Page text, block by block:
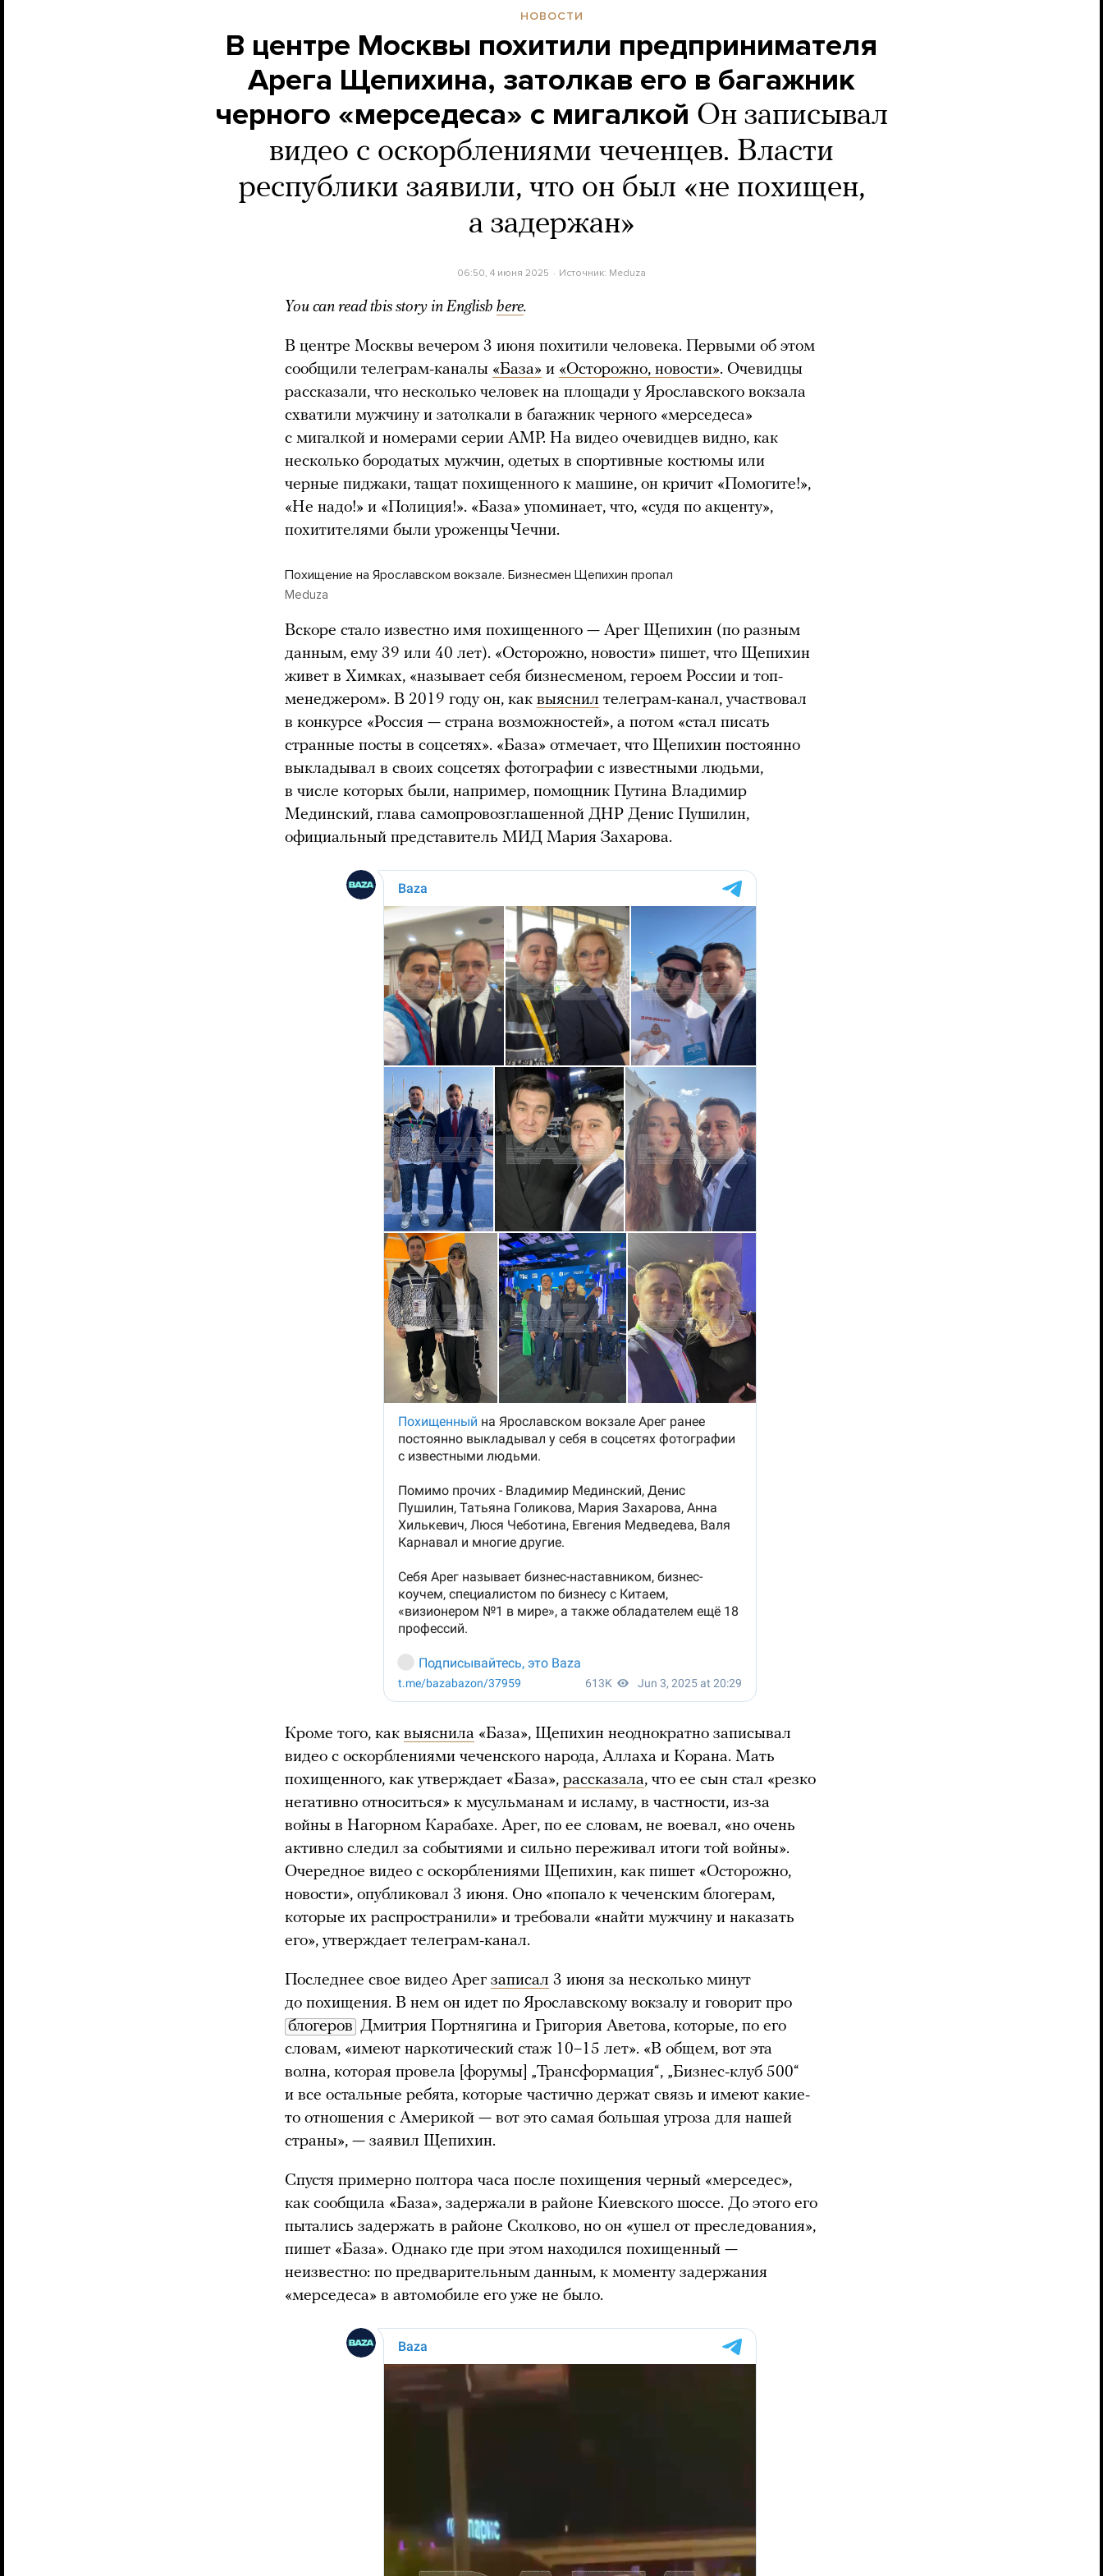
НОВОСТИ
В центре Москвы похитили предпринимателя
Арега Щепихина, затолкав его в багажник
черного «мерседеса» с мигалкой Он записывал
видео с оскорблениями чеченцев. Власти
республики заявили, что он был «не похищен,
а задержан»
06:50, 4 июня 2025 Источник: Meduza
You can read this story in English here.
В центре Москвы вечером 3 июня похитили человека. Первыми об этом
сообщили телеграм-каналы «База» и «Осторожно, новости». Очевидцы
рассказали, что несколько человек на площади у Ярославского вокзала
схватили мужчину и затолкали в багажник черного «мерседеса»
с мигалкой и номерами серии АМР. На видео очевидцев видно, как
несколько бородатых мужчин, одетых в спортивные костюмы или
черные пиджаки, тащат похищенного к машине, он кричит «Помогите!»,
«Не надо!» и «Полиция!». «База» упоминает, что, «судя по акценту»,
похитителями были уроженцы Чечни.
Похищение на Ярославском вокзале. Бизнесмен Щепихин пропал
Meduza
Вскоре стало известно имя похищенного — Арег Щепихин (по разным
данным, ему 39 или 40 лет). «Осторожно, новости» пишет, что Щепихин
живет в Химках, «называет себя бизнесменом, героем России и топ-
менеджером». В 2019 году он, как выяснил телеграм-канал, участвовал
в конкурсе «Россия — страна возможностей», а потом «стал писать
странные посты в соцсетях». «База» отмечает, что Щепихин постоянно
выкладывал в своих соцсетях фотографии с известными людьми,
в числе которых были, например, помощник Путина Владимир
Мединский, глава самопровозглашенной ДНР Денис Пушилин,
официальный представитель МИД Мария Захарова.
Кроме того, как выяснила «База», Щепихин неоднократно записывал
видео с оскорблениями чеченского народа, Аллаха и Корана. Мать
похищенного, как утверждает «База», рассказала, что ее сын стал «резко
негативно относиться» к мусульманам и исламу, в частности, из-за
войны в Нагорном Карабахе. Арег, по ее словам, не воевал, «но очень
активно следил за событиями и сильно переживал итоги той войны».
Очередное видео с оскорблениями Щепихин, как пишет «Осторожно,
новости», опубликовал 3 июня. Оно «попало к чеченским блогерам,
которые их распространили» и требовали «найти мужчину и наказать
его», утверждает телеграм-канал.
Последнее свое видео Арег записал 3 июня за несколько минут
до похищения. В нем он идет по Ярославскому вокзалу и говорит про
блогеров Дмитрия Портнягина и Григория Аветова, которые, по его
словам, «имеют наркотический стаж 10–15 лет». «В общем, вот эта
волна, которая провела [форумы] „Трансформация“, „Бизнес-клуб 500“
и все остальные ребята, которые частично держат связь и имеют какие-
то отношения с Америкой — вот это самая большая угроза для нашей
страны», — заявил Щепихин.
Спустя примерно полтора часа после похищения черный «мерседес»,
как сообщила «База», задержали в районе Киевского шоссе. До этого его
пытались задержать в районе Сколково, но он «ушел от преследования»,
пишет «База». Однако где при этом находился похищенный —
неизвестно: по предварительным данным, к моменту задержания
«мерседеса» в автомобиле его уже не было.